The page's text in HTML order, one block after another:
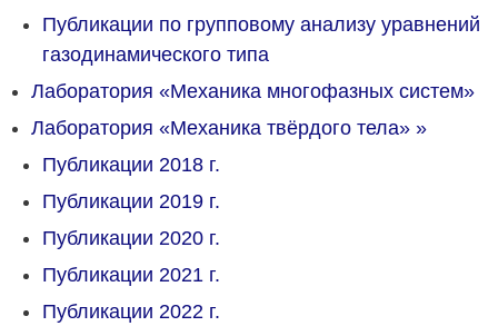
Публикации по групповому анализу уравнений
газодинамического типа
Лаборатория «Механика многофазных систем»
Лаборатория «Механика твёрдого тела» »
Публикации 2018 г.
Публикации 2019 г.
Публикации 2020 г.
Публикации 2021 г.
Публикации 2022 г.